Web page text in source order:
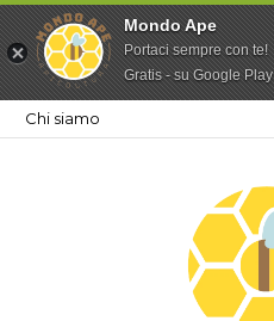
Mondo Ape
Portaci sempre con te!
Gratis - su Google Play
Chi siamo